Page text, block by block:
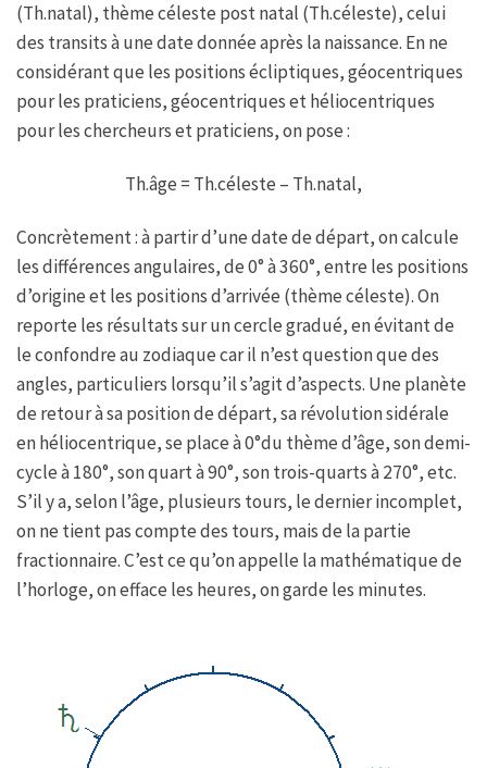
(Th.natal), thème céleste post natal (Th.céleste), celui
des transits à une date donnée après la naissance. En ne
considérant que les positions écliptiques, géocentriques
pour les praticiens, géocentriques et héliocentriques
pour les chercheurs et praticiens, on pose :
Th.âge = Th.céleste – Th.natal,
Concrètement : à partir d’une date de départ, on calcule
les différences angulaires, de 0° à 360°, entre les positions
d’origine et les positions d’arrivée (thème céleste). On
reporte les résultats sur un cercle gradué, en évitant de
le confondre au zodiaque car il n’est question que des
angles, particuliers lorsqu’il s’agit d’aspects. Une planète
de retour à sa position de départ, sa révolution sidérale
en héliocentrique, se place à 0°du thème d’âge, son demi-
cycle à 180°, son quart à 90°, son trois-quarts à 270°, etc.
S’il y a, selon l’âge, plusieurs tours, le dernier incomplet,
on ne tient pas compte des tours, mais de la partie
fractionnaire. C’est ce qu’on appelle la mathématique de
l’horloge, on efface les heures, on garde les minutes.